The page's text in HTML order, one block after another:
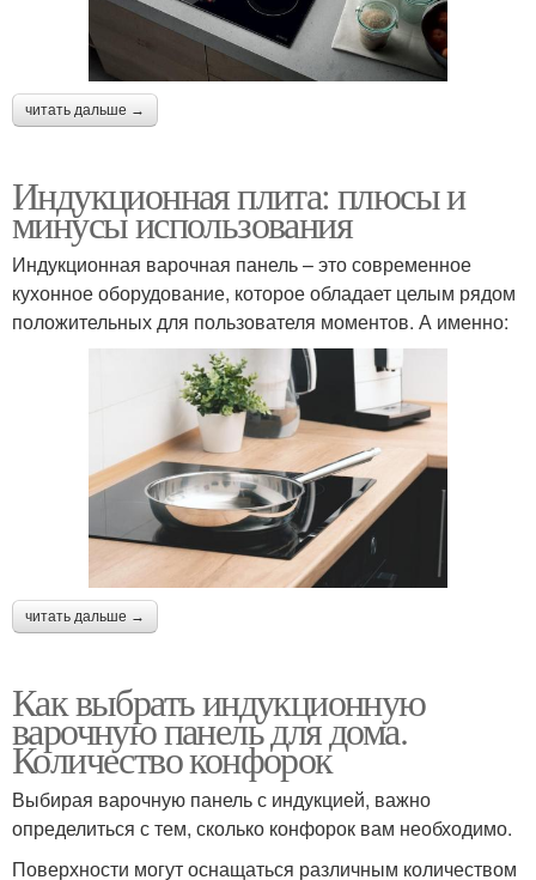
читать дальше →
Индукционная плита: плюсы и
минусы использования
Индукционная варочная панель – это современное
кухонное оборудование, которое обладает целым рядом
положительных для пользователя моментов. А именно:
читать дальше →
Как выбрать индукционную
варочную панель для дома.
Количество конфорок
Выбирая варочную панель с индукцией, важно
определиться с тем, сколько конфорок вам необходимо.
Поверхности могут оснащаться различным количеством